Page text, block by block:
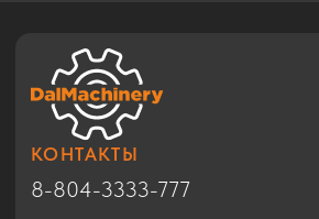
КАТАЛОГ
Экскаваторы
Бульдозеры
Фронтальные погрузчики
Автогрейдеры
Дорожные катки
Спецтехника HYUNDAI